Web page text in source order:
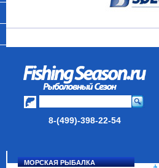
8-(499)-398-22-54
МОРСКАЯ РЫБАЛКА